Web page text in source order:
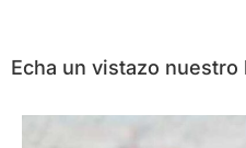
Echa un vistazo nuestro